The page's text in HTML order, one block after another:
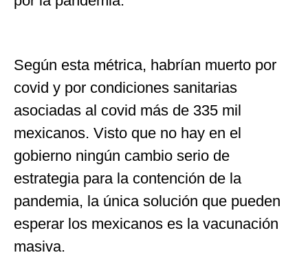
Según esta métrica, habrían muerto por
covid y por condiciones sanitarias
asociadas al covid más de 335 mil
mexicanos. Visto que no hay en el
gobierno ningún cambio serio de
estrategia para la contención de la
pandemia, la única solución que pueden
esperar los mexicanos es la vacunación
masiva.